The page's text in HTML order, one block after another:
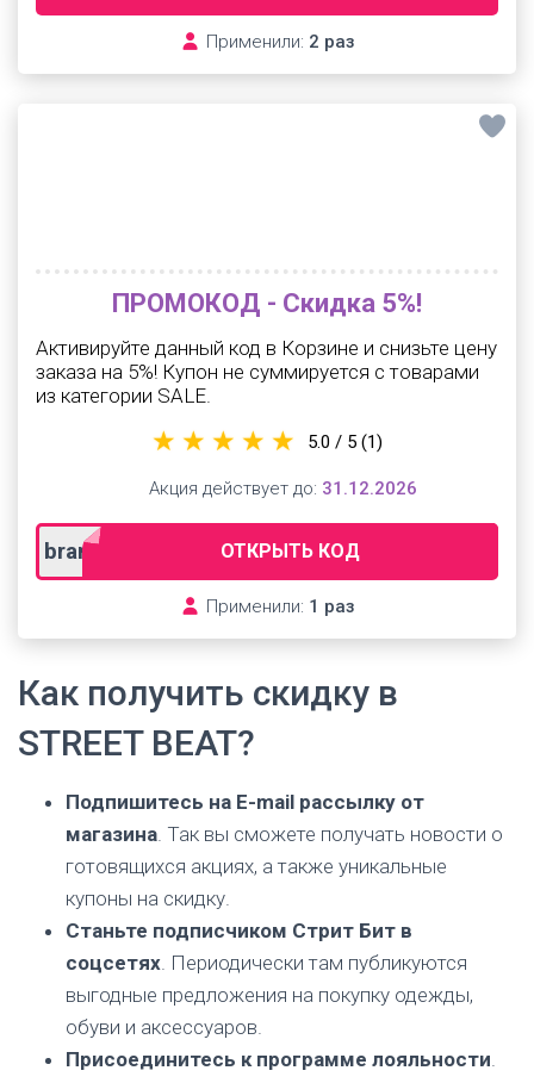
Применили: 2 раз
ПРОМОКОД - Скидка 5%!
Активируйте данный код в Корзине и снизьте цену
заказа на 5%! Купон не суммируется с товарами
из категории SALE.
brandshoppromoОТКРЫТЬ КОД
Применили: 1 раз
5.0 / 5 (1)
Акция действует до: 31.12.2026
Как получить скидку в
STREET BEAT?
Подпишитесь на E-mail рассылку от
магазина. Так вы сможете получать новости о
готовящихся акциях, а также уникальные
купоны на скидку.
Станьте подписчиком Стрит Бит в
соцсетях. Периодически там публикуются
выгодные предложения на покупку одежды,
обуви и аксессуаров.
Присоединитесь к программе лояльности.